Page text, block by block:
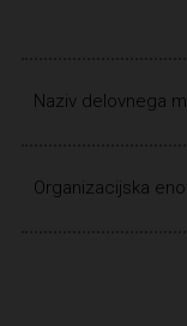
Naziv delovnega
Organizacijska